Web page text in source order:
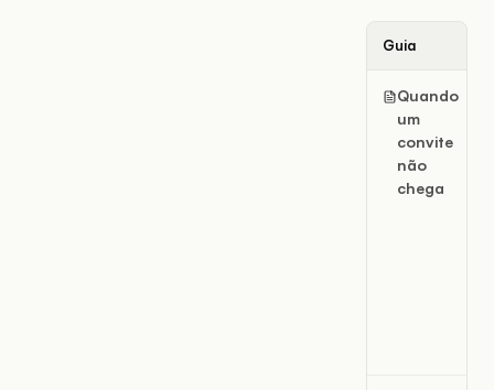
Guia
Quando
um
convite
não
chega